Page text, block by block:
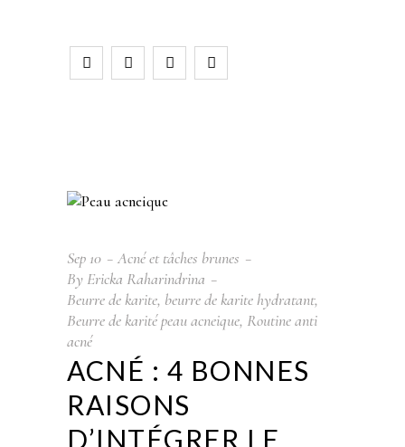
Sep 10
Acné et tâches brunes
By Ericka Raharindrina
Beurre de karite, beurre de karite hydratant,
Beurre de karité peau acneique, Routine anti
acné
ACNÉ : 4 BONNES
RAISONS
D’INTÉGRER LE